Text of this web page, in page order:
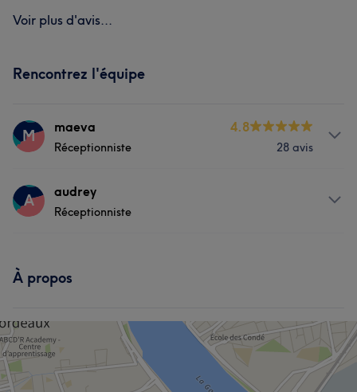
Voir plus d'avis...
Rencontrez l'équipe
M maeva
Réceptionniste
4.8
28 avis
Prestations
A audrey
Réceptionniste
Massage
À propos